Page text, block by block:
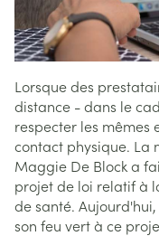
Lorsque des
distance - dans le
respecter les mêmes
contact physique. La
Maggie De Block a
projet de loi relatif à
de santé.
son feu vert à ce